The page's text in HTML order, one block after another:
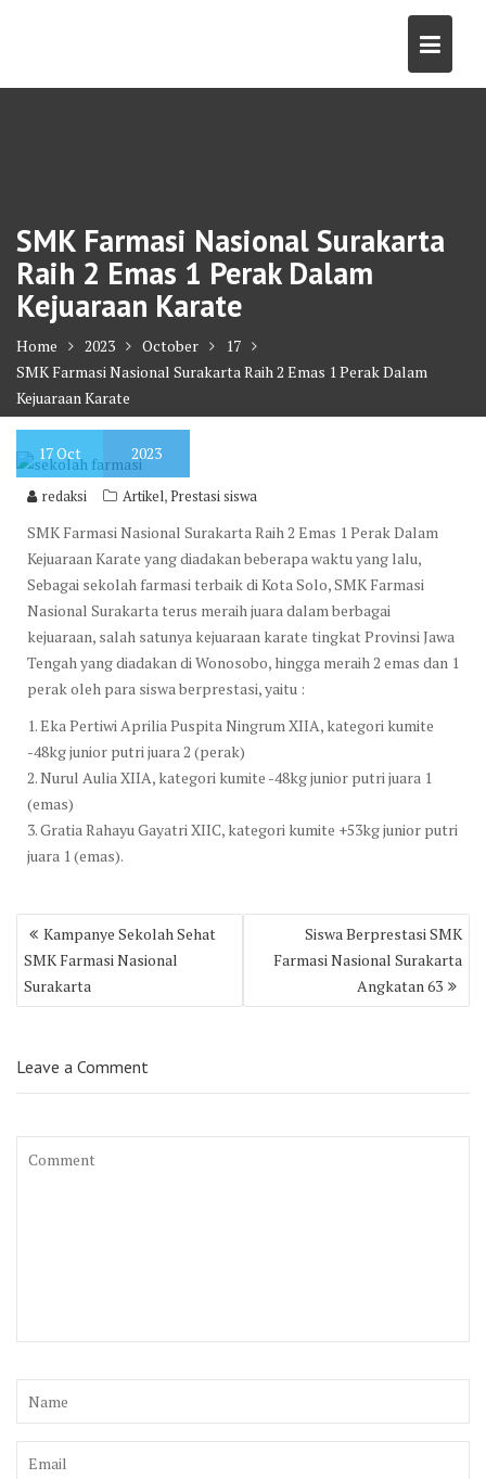
SMK Farmasi Nasional Surakarta
Raih 2 Emas 1 Perak Dalam
Kejuaraan Karate
Home 2023 October
17
SMK Farmasi Nasional Surakarta Raih 2 Emas 1 Perak Dalam
Kejuaraan Karate
17Oct 2023
redaksi Artikel,Prestasi siswa
SMK Farmasi Nasional Surakarta Raih 2 Emas 1 Perak Dalam
Kejuaraan Karate yang diadakan beberapa waktu yang lalu,
Sebagai sekolah farmasi terbaik di Kota Solo, SMK Farmasi
Nasional Surakarta terus meraih juara dalam berbagai
kejuaraan, salah satunya kejuaraan karate tingkat Provinsi Jawa
Tengah yang diadakan di Wonosobo, hingga meraih 2 emas dan 1
perak oleh para siswa berprestasi, yaitu :
1. Eka Pertiwi Aprilia Puspita Ningrum XIIA, kategori kumite
-48kg junior putri juara 2 (perak)
2. Nurul Aulia XIIA, kategori kumite -48kg junior putri juara 1
(emas)
3. Gratia Rahayu Gayatri XIIC, kategori kumite +53kg junior putri
juara 1 (emas).
Post
navigation
Kampanye Sekolah Sehat
SMK Farmasi Nasional
Surakarta
Siswa Berprestasi SMK
Farmasi Nasional Surakarta
Angkatan 63
Leave a Comment